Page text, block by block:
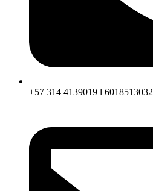
+57 314 4139019 l 6018513032